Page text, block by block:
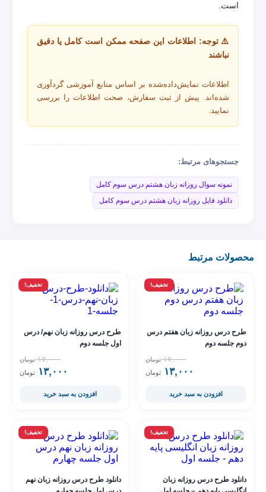
است.
⚠️ توجه: اطلاعات این صفحه ممکن است کامل یا دقیق
نباشند
اطلاعات نمایش‌داده‌شده بر اساس منابع آموزشی گردآوری
شده‌اند. پیش از ثبت سفارش، صحت اطلاعات را بررسی
نمایید.
جستجوهای مرتبط:
نمونه سوال روزانه زبان هشتم درس سوم کامل
دانلود فایل روزانه زبان هشتم درس سوم کامل
محصولات مرتبط
تخفیف!
طرح درس روزانه زبان هفتم درس
دوم جلسه دوم
۱۷,۰۰۰ تومان
۱۳,۰۰۰ تومان
افزودن به سبد خرید
تخفیف!
طرح درس روزانه زبان نهم/ درس
اول جلسه دوم
۱۷,۰۰۰ تومان
۱۳,۰۰۰ تومان
افزودن به سبد خرید
تخفیف!
دانلود طرح درس روزانه زبان
تخفیف!
دانلود طرح درس روزانه زبان نهم